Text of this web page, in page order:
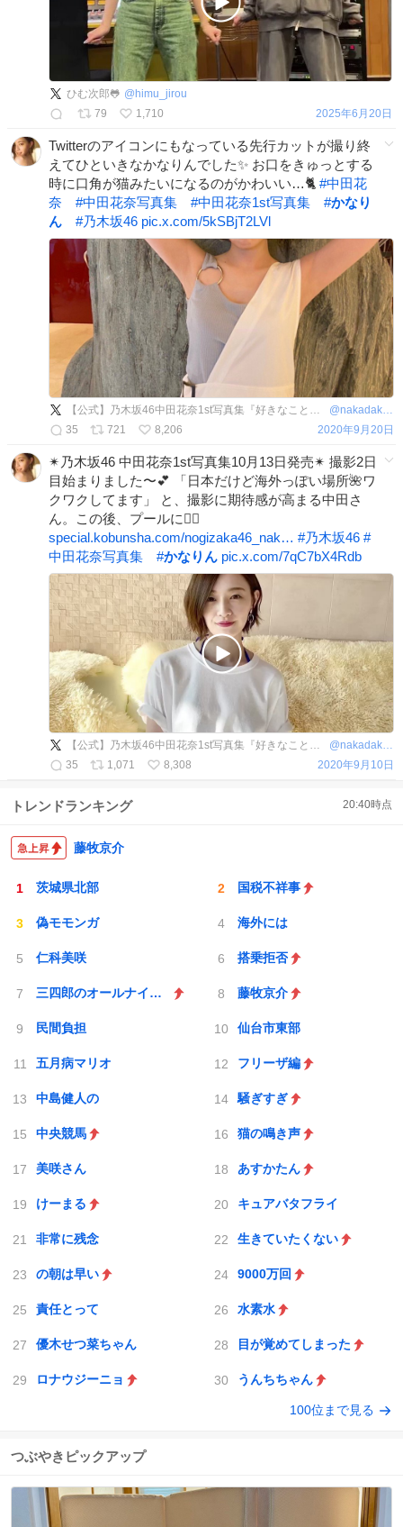
ひむ次郎🐸 @ himu_jirou
79
1,710 2025年6月20日
Twitterのアイコンにもなっている先行カットが撮り終
えてひといきなかなりんでした✨ お口をきゅっとする
時に口角が猫みたいになるのがかわいい…🐈 #中田花
奈
#中田花奈写真集 #中田花奈1st写真集 #かなり
ん
#乃木坂46 pic.x.com/5kSBjT2LVl
【公式】乃木坂46中田花奈1st写真集『好きなことだけをしていたい』10月13日発売 @nakadakana_1st
35
721 8,206 2020年9月20日
✴︎乃木坂46 中田花奈1st写真集10月13日発売✴︎ 撮影2日
目始まりました〜💕 「日本だけど海外っぽい場所🌺ワ
クワクしてます」 と、撮影に期待感が高まる中田さ
ん。この後、プールに🏊‍♀️
special.kobunsha.com/nogizaka46_nak… #乃木坂46 #
中田花奈写真集
#かなりん pic.x.com/7qC7bX4Rdb
【公式】乃木坂46中田花奈1st写真集『好きなことだけをしていたい』10月13日発売 @nakadakana_1st
35
1,071 8,308 2020年9月10日
トレンドランキング 20:40時点
藤牧京介
茨城県北部 国税不祥事
偽モモンガ 海外には
仁科美咲 搭乗拒否
三四郎のオールナイトニッポン0 藤牧京介
民間負担 仙台市東部
五月病マリオ フリーザ編
中島健人の 騒ぎすぎ
中央競馬 猫の鳴き声
美咲さん あすかたん
けーまる キュアバタフライ
非常に残念 生きていたくない
の朝は早い 9000万回
責任とって 水素水
優木せつ菜ちゃん 目が覚めてしまった
ロナウジーニョ うんちちゃん
100位まで見る
つぶやきピックアップ